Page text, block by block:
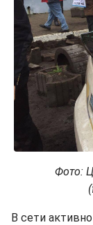
Фото:
В сети